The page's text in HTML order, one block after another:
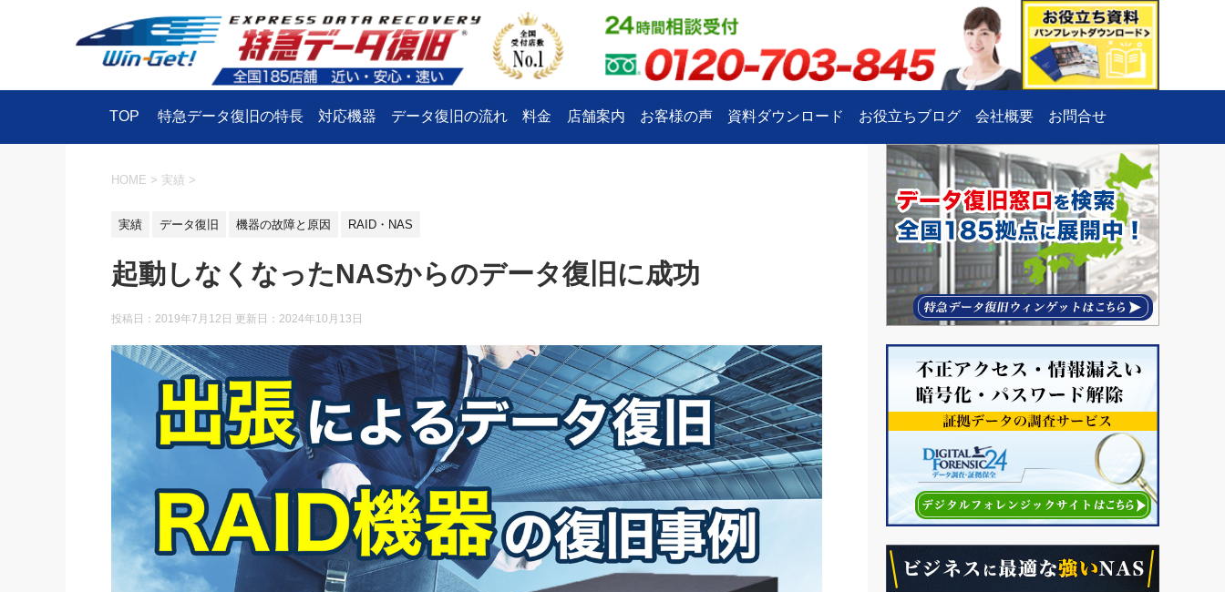
TOP 特急データ復旧の特長 対応機器 データ復旧の流れ 料金 店舗案内 お客様の声 資料ダウンロード お役立ちブログ 会社概要 お問合せ
HOME > 実績 >
実績 データ復旧 機器の故障と原因 RAID・NAS
起動しなくなったNASからのデータ復旧に成功
投稿日：2019年7月12日 更新日： 2024年10月13日